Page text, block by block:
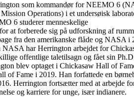
som kommandør for NEEMO 6
Operations) i et undersøisk
6 studerer menneskelige
at forberede sig på udforskning af
fra den amerikanske flåde og NASA i
NASA har Herrington arbejdet for
offentlige taletilsagn og fået sin
blev optaget i Chickasaw Hall of
of Fame i 2019. Han forfattede en
Herrington fortsætter med at arbejde
og karriere for unge, især indianere.